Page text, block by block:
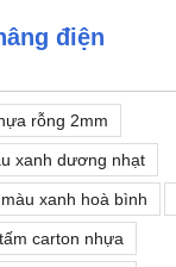
điện
rỗng 2mm
xanh dương nhạt
xanh hoà bình
tấm carton nhựa